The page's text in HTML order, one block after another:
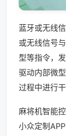
蓝牙或无线
或无线信号
型等指令，
驱动内部微
过程中进行
麻将机智能
小众定制